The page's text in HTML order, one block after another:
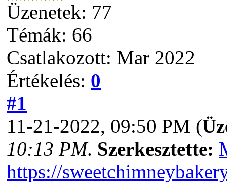
Üzenetek: 77
Témák: 66
Csatlakozott: Mar 2022
Értékelés: 0
#1
11-21-2022, 09:50 PM (
10:13 PM. Szerkesztette:
https://